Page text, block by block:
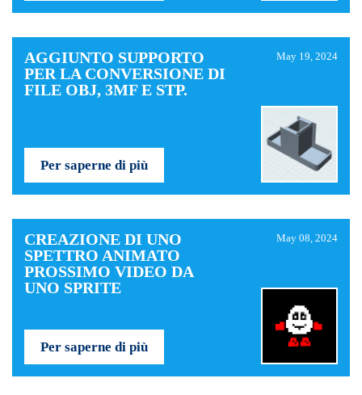
AGGIUNTO SUPPORTO
PER LA CONVERSIONE DI
FILE OBJ, 3MF E STP.
May 19, 2024
Per saperne di più
CREAZIONE DI UNO
SPETTRO ANIMATO
PROSSIMO VIDEO DA
UNO SPRITE
May 08, 2024
Per saperne di più